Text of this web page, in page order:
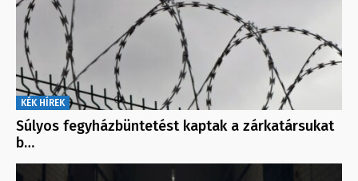
KÉK HÍREK
Súlyos fegyházbüntetést kaptak a zárkatársukat
b…